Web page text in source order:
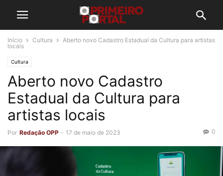
Início Cultura
Aberto novo Cadastro Estadual da Cultura para artistas
locais
Cultura
Aberto novo Cadastro
Estadual da Cultura para
artistas locais
Por Redação OPP - 17 de maio de 2023 0